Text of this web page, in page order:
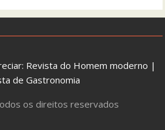
Revista do Homem moderno |
de Gastronomia
os direitos reservados